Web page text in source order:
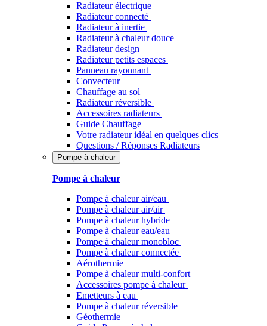
Radiateur électrique
Radiateur connecté
Radiateur à inertie
Radiateur à chaleur douce
Radiateur design
Radiateur petits espaces
Panneau rayonnant
Convecteur
Chauffage au sol
Radiateur réversible
Accessoires radiateurs
Guide Chauffage
Votre radiateur idéal en quelques clics
Questions / Réponses Radiateurs
Pompe à chaleur
Pompe à chaleur
Pompe à chaleur air/eau
Pompe à chaleur air/air
Pompe à chaleur hybride
Pompe à chaleur​ eau/eau
Pompe à chaleur monobloc
Pompe à chaleur connectée
Aérothermie
Pompe à chaleur multi-confort
Accessoires pompe à chaleur
Emetteurs à eau
Pompe à chaleur réversible
Géothermie